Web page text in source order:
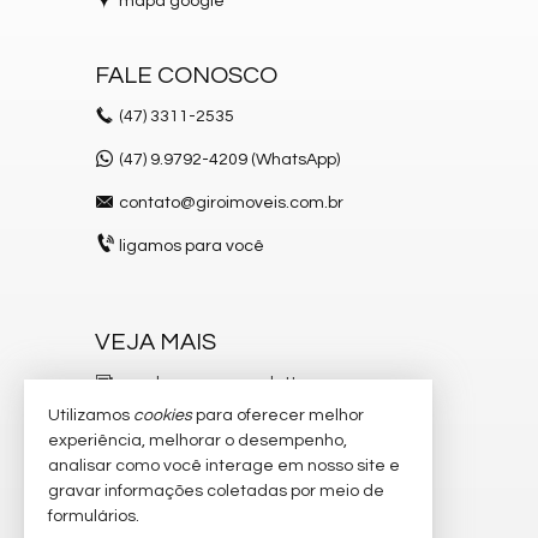
FALE CONOSCO
(47) 3311-2535
(47) 9.9792-4209 (WhatsApp)
contato@giroimoveis.com.br
ligamos para você
VEJA MAIS
receba nosso newsletter
indicadores financeiros
cadastre seu imóvel
imóveis favoritos
Utilizamos cookiespara oferecer melhor
experiência, melhorar o desempenho,
analisar como você interage em nosso site e
gravar informações coletadas por meio de
formulários.